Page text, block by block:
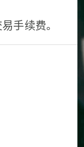
手续费。